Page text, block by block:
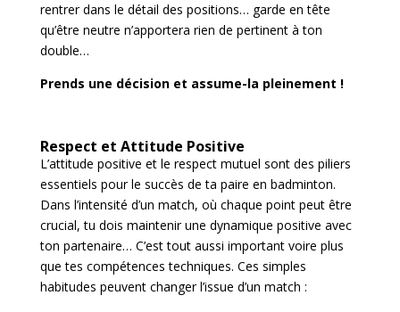
rentrer dans le détail des positions… garde en tête
qu’être neutre n’apportera rien de pertinent à ton
double…
Prends une décision et assume-la pleinement !
Respect et Attitude Positive
L’attitude positive et le respect mutuel sont des piliers
essentiels pour le succès de ta paire en badminton.
Dans l’intensité d’un match, où chaque point peut être
crucial, tu dois maintenir une dynamique positive avec
ton partenaire… C’est tout aussi important voire plus
que tes compétences techniques. Ces simples
habitudes peuvent changer l’issue d’un match :